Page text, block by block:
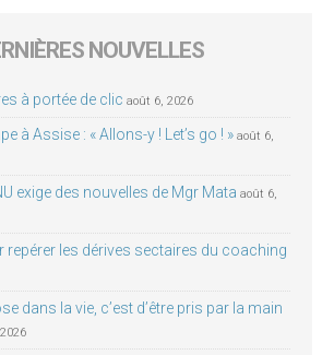
NOUVELLES
à portée de clic août 6, 2026
à Assise : « Allons-y ! Let’s go ! » août 6,
exige des nouvelles de Mgr Mata août 6,
repérer les dérives sectaires du coaching
dans la vie, c’est d’être pris par la main